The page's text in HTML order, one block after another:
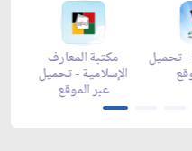
مجلة بقية الله -
تحميل عبر الموقع
-